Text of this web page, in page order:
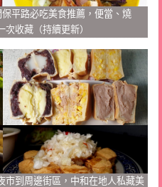
平路必吃美食推薦，便當、燒
收藏（持續更新）
市到周邊街區，中和在地人私藏美